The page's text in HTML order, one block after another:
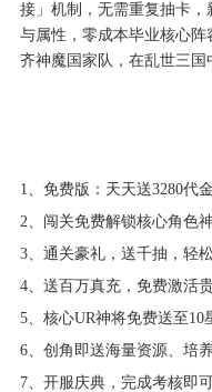
接」机制，无需重复抽卡
与属性，零成本毕业核心
齐神魔国家队，在乱世三国
1、免费版：天天送3280代
2、闯关免费解锁核心角色
3、通关豪礼，送千抽，轻
4、送百万真充，免费激活
5、核心UR神将免费送至10
6、创角即送海量资源、培
7、开服庆典，完成考核即